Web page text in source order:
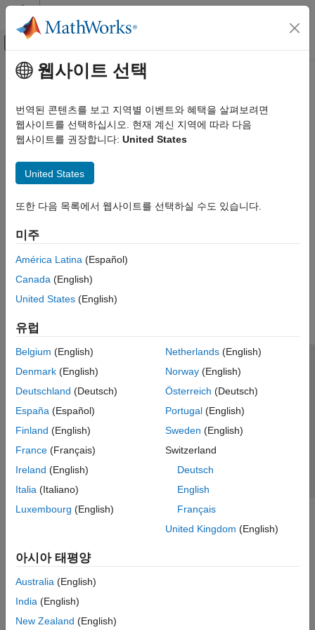
콘텐츠로 바로 가기
오프캔버스 탐색 메뉴 토글
문서 홈
주요 콘텐츠
웹사이트 선택
번역된 콘텐츠를 보고 지역별 이벤트와 혜택을 살펴보려면
웹사이트를 선택하십시오. 현재 계신 지역에 따라 다음
웹사이트를 권장합니다: United States
United States
또한 다음 목록에서 웹사이트를 선택하실 수도 있습니다.
미주
América Latina (Español)
Canada (English)
United States (English)
유럽
Belgium (English)
Denmark (English)
Deutschland (Deutsch)
España (Español)
Finland (English)
France (Français)
Ireland (English)
Italia (Italiano)
Luxembourg (English)
Netherlands(English)
Norway(English)
Österreich (Deutsch)
Portugal(English)
Sweden (English)
Switzerland
Deutsch
English
Français
United Kingdom (English)
아시아 태평양
Australia (English)
India (English)
New Zealand (English)
신뢰 센터 등록 상표 개인정보 취급방침
불법 복제 방지
애플리케이션 상태
© 1994-2026 The MathWorks, Inc.